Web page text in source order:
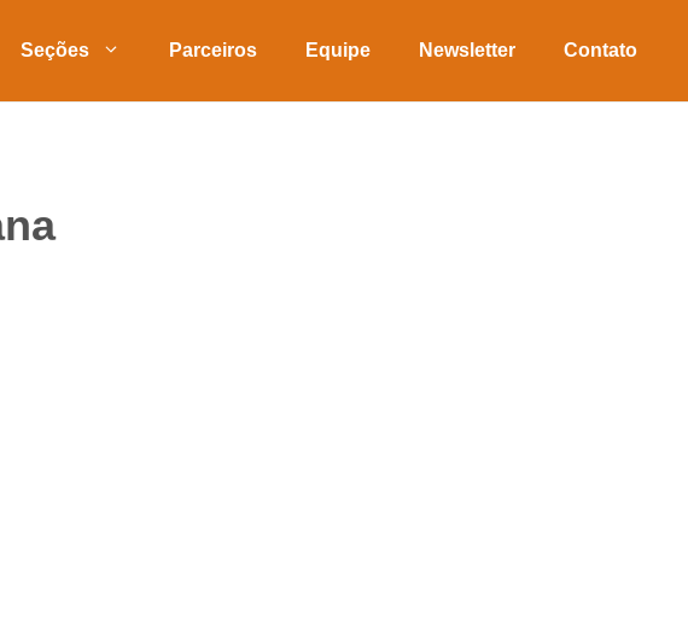
Seções Parceiros Equipe Newsletter Contato